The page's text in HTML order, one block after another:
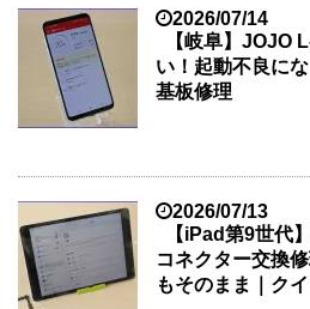
2026/07/14
【岐阜】JOJO
い！起動不良に
基板修理
2026/07/13
【iPad第9世代
コネクター交換
もそのまま｜ク